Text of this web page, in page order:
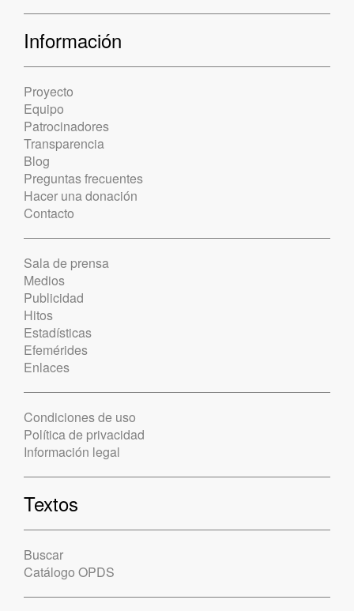
Información
Proyecto
Equipo
Patrocinadores
Transparencia
Blog
Preguntas frecuentes
Hacer una donación
Contacto
Sala de prensa
Medios
Publicidad
Hitos
Estadísticas
Efemérides
Enlaces
Condiciones de uso
Política de privacidad
Información legal
Textos
Buscar
Catálogo OPDS